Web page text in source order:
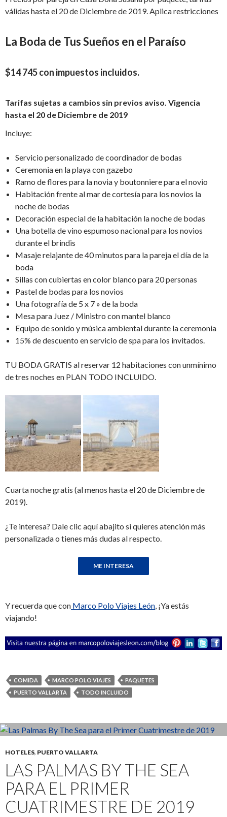
válidas hasta el 20 de Diciembre de 2019. Aplica restricciones
La Boda de Tus Sueños en el Paraíso
$14 745 con impuestos incluidos.
Tarifas sujetas a cambios sin previos aviso. Vigencia
hasta el 20 de Diciembre de 2019
Incluye:
Servicio personalizado de coordinador de bodas
Ceremonia en la playa con gazebo
Ramo de flores para la novia y boutonniere para el novio
Habitación frente al mar de cortesía para los novios la
noche de bodas
Decoración especial de la habitación la noche de bodas
Una botella de vino espumoso nacional para los novios
durante el brindis
Masaje relajante de 40 minutos para la pareja el día de la
boda
Sillas con cubiertas en color blanco para 20 personas
Pastel de bodas para los novios
Una fotografía de 5 x 7 » de la boda
Mesa para Juez / Ministro con mantel blanco
Equipo de sonido y música ambiental durante la ceremonia
15% de descuento en servicio de spa para los invitados.
TU BODA GRATIS al reservar 12 habitaciones con unmínimo
de tres noches en PLAN TODO INCLUIDO.
Cuarta noche gratis (al menos hasta el 20 de Diciembre de
2019).
¿Te interesa? Dale clic aquí abajito si quieres atención más
personalizada o tienes más dudas al respecto.
Y recuerda que con Marco Polo Viajes León, ¡Ya estás
viajando!
COMIDA MARCO POLO VIAJES
PAQUETES
PUERTO VALLARTA
TODO INCLUIDO
HOTELES, PUERTO VALLARTA
LAS PALMAS BY THE SEA
PARA EL PRIMER
CUATRIMESTRE DE 2019